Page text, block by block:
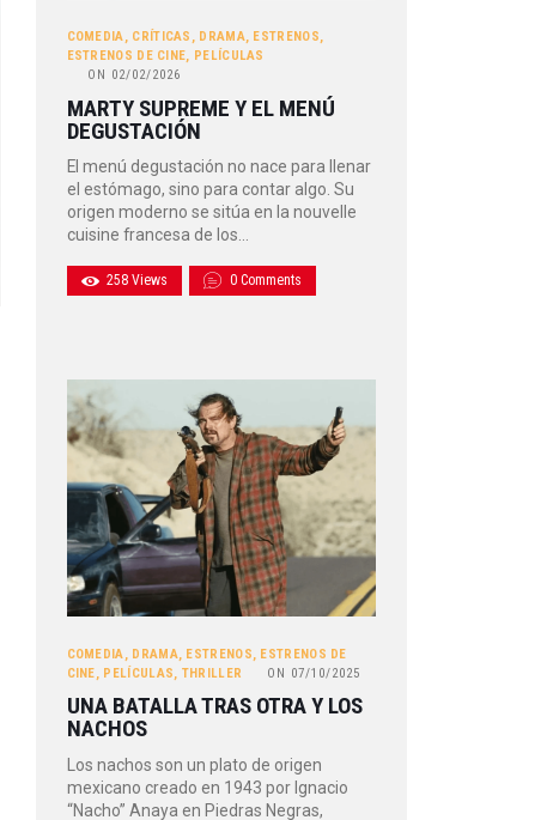
COMEDIA, CRÍTICAS , DRAMA, ESTRENOS,
ESTRENOS DE CINE, PELÍCULAS
ON 02/02/2026
MARTY SUPREME Y EL MENÚ
DEGUSTACIÓN
El menú degustación no nace para llenar
el estómago, sino para contar algo. Su
origen moderno se sitúa en la nouvelle
cuisine francesa de los…
258 Views 0 Comments
COMEDIA DRAMA ESTRENOS
ESTRENOS DE
CINE
PELÍCULAS THRILLER ON 07/10/2025
UNA BATALLA TRAS OTRA Y LOS
NACHOS
Los nachos son un plato de origen
mexicano creado en 1943 por Ignacio
“Nacho” Anaya en Piedras Negras,